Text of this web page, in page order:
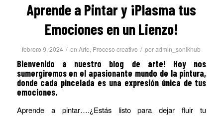
Aprende a Pintar y ¡Plasma tus
Emociones en un Lienzo!
febrero 9, 2024 / enArte, Proceso creativo / poradmin_sonikhub
Bienvenido a nuestro blog de arte! Hoy nos
sumergiremos en el apasionante mundo de la pintura,
donde cada pincelada es una expresión única de tus
emociones.
Aprende a pintar….¿Estás listo para dejar fluir tu